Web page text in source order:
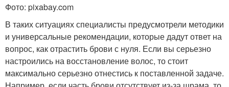
Фото: pixabay.com
В таких ситуациях специалисты предусмотрели методики
и универсальные рекомендации, которые дадут ответ на
вопрос, как отрастить брови с нуля. Если вы серьезно
настроились на восстановление волос, то стоит
максимально серьезно отнестись к поставленной задаче.